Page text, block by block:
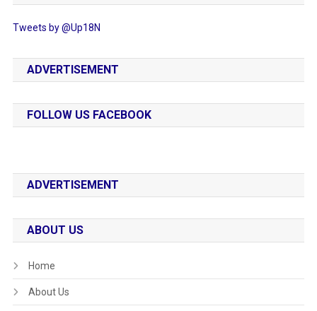
Tweets by @Up18N
ADVERTISEMENT
FOLLOW US FACEBOOK
ADVERTISEMENT
ABOUT US
Home
About Us